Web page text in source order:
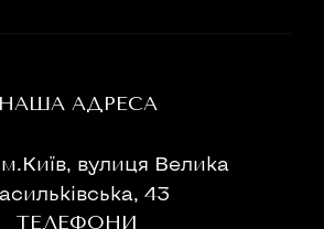
НАША АДРЕСА
вулиця Велика
43
ТЕЛЕФОНИ